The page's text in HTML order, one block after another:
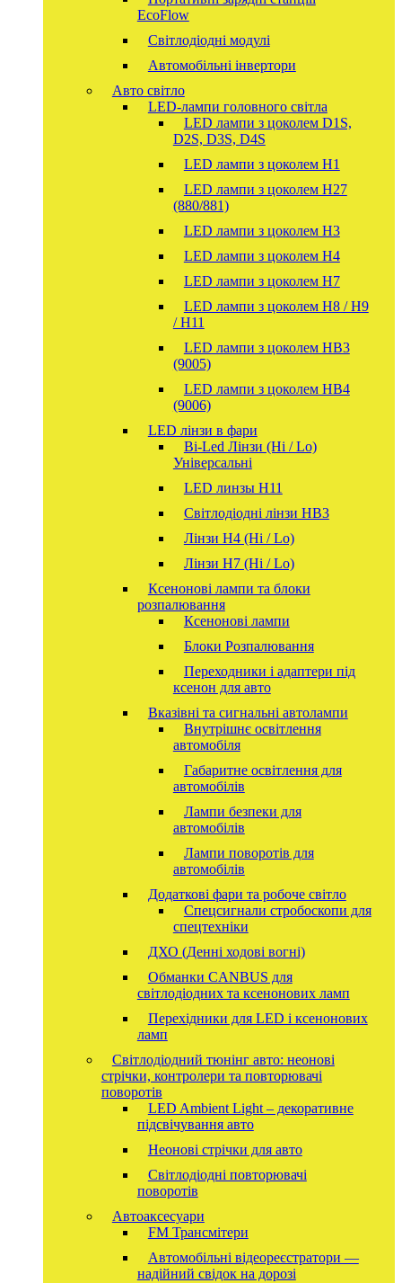
EcoFlow
Світлодіодні модулі
Автомобільні інвертори
Авто світло
LED-лампи головного світла
LED лампи з цоколем D1S,
D2S, D3S, D4S
LED лампи з цоколем H1
LED лампи з цоколем H27
(880/881)
LED лампи з цоколем H3
LED лампи з цоколем H4
LED лампи з цоколем H7
LED лампи з цоколем H8 / H9
/ H11
LED лампи з цоколем HB3
(9005)
LED лампи з цоколем HB4
(9006)
LED лінзи в фари
Bi-Led Лінзи (Hi / Lo)
Універсальні
LED линзы H11
Світлодіодні лінзи HB3
Лінзи Н4 (Hi / Lo)
Лінзи Н7 (Hi / Lo)
Ксенонові лампи та блоки
розпалювання
Ксенонові лампи
Блоки Розпалювання
Переходники і адаптери під
ксенон для авто
Вказівні та сигнальні автолампи
Внутрішнє освітлення
автомобіля
Габаритне освітлення для
автомобілів
Лампи безпеки для
автомобілів
Лампи поворотів для
автомобілів
Додаткові фари та робоче світло
Спецсигнали стробоскопи для
спецтехніки
ДХО (Денні ходові вогні)
Обманки CANBUS для
світлодіодних та ксенонових ламп
Перехідники для LED і ксенонових
ламп
Світлодіодний тюнінг авто: неонові
стрічки, контролери та повторювачі
поворотів
LED Ambient Light – декоративне
підсвічування авто
Неонові стрічки для авто
Світлодіодні повторювачі
поворотів
Автоаксесуари
FM Трансмітери
Автомобільні відеореєстратори —
надійний свідок на дорозі